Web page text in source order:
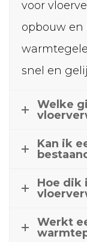
voor
opbouw
snel en
Welke
Kan ik
Hoe dik
Werkt